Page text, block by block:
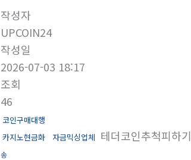
작성자
UPCOIN24
작성일
2026-07-03 18:17
조회
46
코인구매대행
카지노현금화
자금믹싱업체 테더코인추척피하기
송